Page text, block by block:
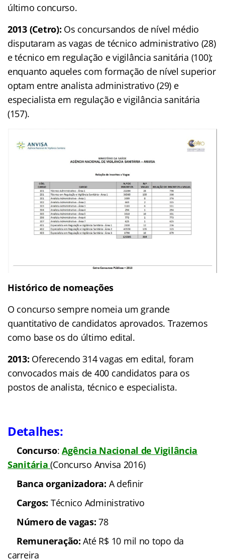
último concurso.
2013 (Cetro): Os concursandos de nível médio
disputaram as vagas de técnico administrativo (28)
e técnico em regulação e vigilância sanitária (100);
enquanto aqueles com formação de nível superior
optam entre analista administrativo (29) e
especialista em regulação e vigilância sanitária
(157).
Histórico de nomeações
O concurso sempre nomeia um grande
quantitativo de candidatos aprovados. Trazemos
como base os do último edital.
2013: Oferecendo 314 vagas em edital, foram
convocados mais de 400 candidatos para os
postos de analista, técnico e especialista.
Detalhes:
Concurso:Agência
Nacional de Vigilância Sanitária
Anvisa 2016)
Banca organizadora:
A definir
Administrativo